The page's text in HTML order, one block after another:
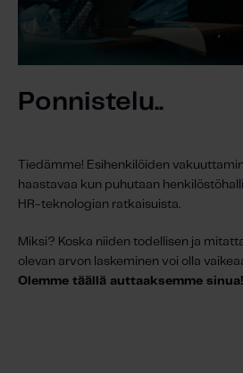
Ponnistelu..
Tiedämme! Esihenkilöiden
haastavaa kun puhutaan
HR-teknologian ratkaisuista.
Miksi? Koska niiden todellisen ja
olevan arvon laskeminen voi olla
Olemme täällä auttaaksemme sinua!